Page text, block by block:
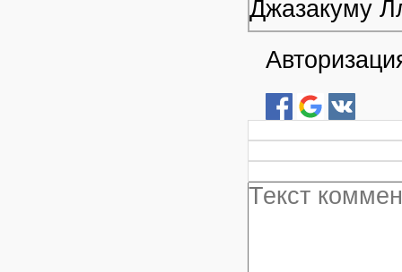
Джазакуму